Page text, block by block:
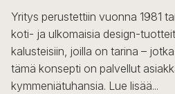
Yritys perustettiin vuonna 1981
koti- ja ulkomaisia design-
kalusteisiin, joilla on tarina –
tämä konsepti on palvellut
kymmeniätuhansia. Lue lisää...